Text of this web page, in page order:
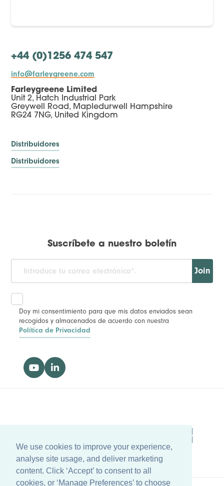
We use cookies to improve your experience,
analyse site usage, and deliver marketing
content. Click ‘Accept’ to consent to all
cookies, or ‘Manage Preferences’ to choose
+44 (0)1256 474 547
info@farleygreene.com
Farleygreene Limited
Unit 2, Hatch Industrial Park
Greywell Road, Mapledurwell Hampshire
RG24 7NG, United Kingdom
Distribuidores
Distribuidores
Suscríbete a nuestro boletín
Join
Doy mi consentimiento para que mis datos enviados sean
recogidos y almacenados de acuerdo con nuestra
Política de Privacidad